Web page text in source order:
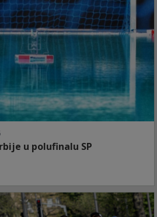
u polufinalu SP